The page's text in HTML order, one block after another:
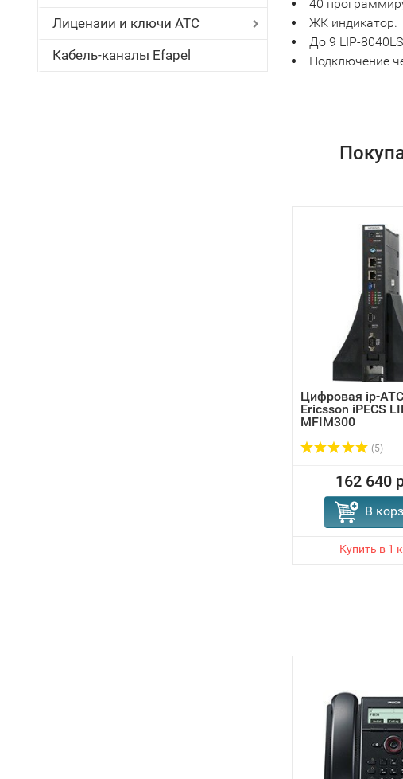
Лицензии и ключи АТС
Кабель-каналы Efapel
40
ЖК индикатор.
До 9 LIP-
Подключение
Цифровая ip-
Ericsson iPECS
MFIM300
(5)
162 640
В